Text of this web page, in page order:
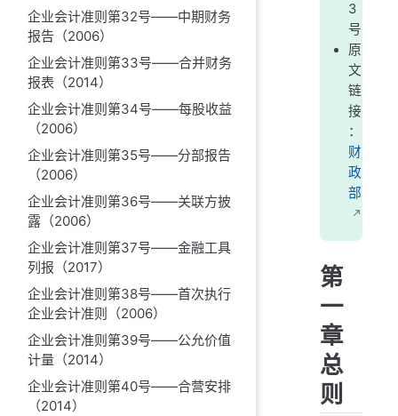
企业会计准则第32号——中期财务
报告（2006）
企业会计准则第33号——合并财务
报表（2014）
企业会计准则第34号——每股收益
（2006）
企业会计准则第35号——分部报告
（2006）
企业会计准则第36号——关联方披
露（2006）
企业会计准则第37号——金融工具
列报（2017）
企业会计准则第38号——首次执行
企业会计准则（2006）
企业会计准则第39号——公允价值
计量（2014）
企业会计准则第40号——合营安排
（2014）
3
号
原
文
链
接
：
财
政
部
第
一
章
总
则